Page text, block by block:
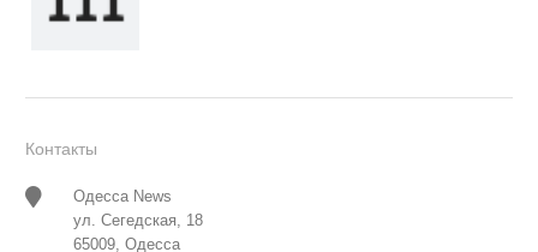
Контакты
Одесса News
ул. Сегедская, 18
65009, Одесса